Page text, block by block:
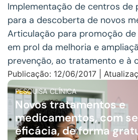
Implementação de centros de
para a descoberta de novos
Articulação para promoção
em prol da melhoria e
prevenção, ao tratamento e à
Publicação: 12/06/2017 |
PESQUISA CLÍNICA
Novos tratamentos e
medicamentos, com
eficácia, de forma